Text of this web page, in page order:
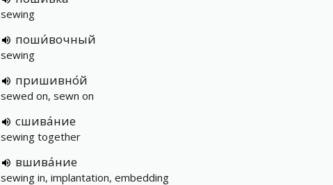
sewing
поши́вочный
sewing
пришивно́й
sewed on, sewn on
сшива́ние
sewing together
вшива́ние
sewing in, implantation, embedding